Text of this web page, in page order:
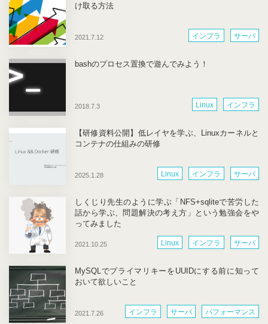
2021.7.12
け取る方法
インフラ サーバ
2018.7.3
bashのプロセス置換で遊んでみよう！
Linux インフラ
2025.1.28
【研修資料公開】低レイヤを学ぶ、Linuxカーネルと
コンテナの仕組みの研修
Linux インフラ サーバ
2021.10.25
しくじり先生のように学ぶ「NFS+sqliteで苦労した
話から学ぶ、問題解決の考え方」という勉強会をや
ってみました
Linux インフラ サーバ
2021.7.26
MySQLでプライマリキーをUUIDにする前に知って
おいて欲しいこと
インフラ サーバ パフォーマンス